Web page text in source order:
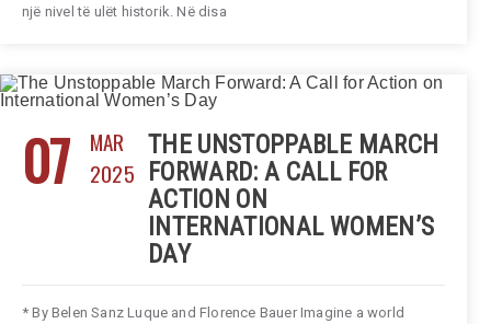
një nivel të ulët historik. Në disa
07
MAR
2025
THE UNSTOPPABLE MARCH
FORWARD: A CALL FOR
ACTION ON
INTERNATIONAL WOMEN’S
DAY
* By Belen Sanz Luque and Florence Bauer Imagine a world